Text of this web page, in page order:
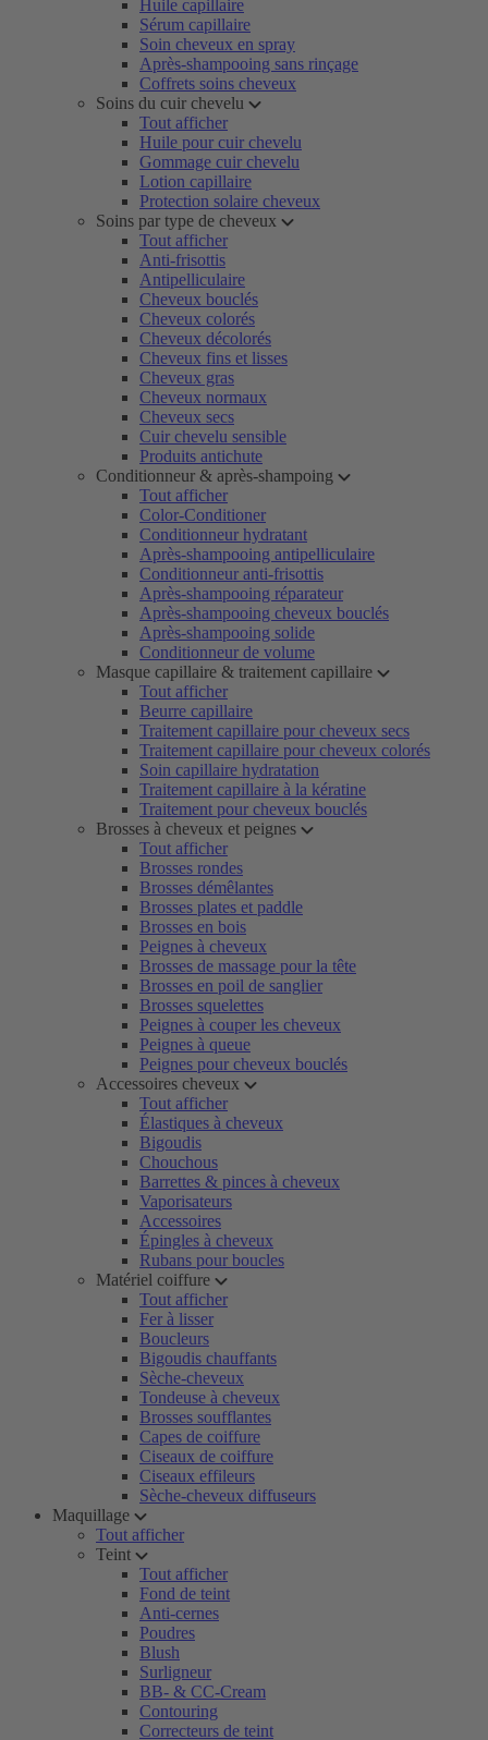
Huile capillaire
Sérum capillaire
Soin cheveux en spray
Après-shampooing sans rinçage
Coffrets soins cheveux
Soins du cuir chevelu
Tout afficher
Huile pour cuir chevelu
Gommage cuir chevelu
Lotion capillaire
Protection solaire cheveux
Soins par type de cheveux
Tout afficher
Anti-frisottis
Antipelliculaire
Cheveux bouclés
Cheveux colorés
Cheveux décolorés
Cheveux fins et lisses
Cheveux gras
Cheveux normaux
Cheveux secs
Cuir chevelu sensible
Produits antichute
Conditionneur & après-shampoing
Tout afficher
Color-Conditioner
Conditionneur hydratant
Après-shampooing antipelliculaire
Conditionneur anti-frisottis
Après-shampooing réparateur
Après-shampooing cheveux bouclés
Après-shampooing solide
Conditionneur de volume
Masque capillaire & traitement capillaire
Tout afficher
Beurre capillaire
Traitement capillaire pour cheveux secs
Traitement capillaire pour cheveux colorés
Soin capillaire hydratation
Traitement capillaire à la kératine
Traitement pour cheveux bouclés
Brosses à cheveux et peignes
Tout afficher
Brosses rondes
Brosses démêlantes
Brosses plates et paddle
Brosses en bois
Peignes à cheveux
Brosses de massage pour la tête
Brosses en poil de sanglier
Brosses squelettes
Peignes à couper les cheveux
Peignes à queue
Peignes pour cheveux bouclés
Accessoires cheveux
Tout afficher
Élastiques à cheveux
Bigoudis
Chouchous
Barrettes & pinces à cheveux
Vaporisateurs
Accessoires
Épingles à cheveux
Rubans pour boucles
Matériel coiffure
Tout afficher
Fer à lisser
Boucleurs
Bigoudis chauffants
Sèche-cheveux
Tondeuse à cheveux
Brosses soufflantes
Capes de coiffure
Ciseaux de coiffure
Ciseaux effileurs
Sèche-cheveux diffuseurs
Maquillage
Tout afficher
Teint
Tout afficher
Fond de teint
Anti-cernes
Poudres
Blush
Surligneur
BB- & CC-Cream
Contouring
Correcteurs de teint